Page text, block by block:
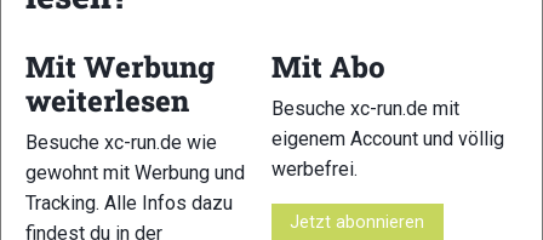
14
Mit Werbung
weiterlesen
Besuche xc-run.de wie
gewohnt mit Werbung und
Tracking. Alle Infos dazu
findest du in der
Mit Abo
Besuche xc-run.de mit
eigenem Account und völlig
werbefrei.
Jetzt abonnieren